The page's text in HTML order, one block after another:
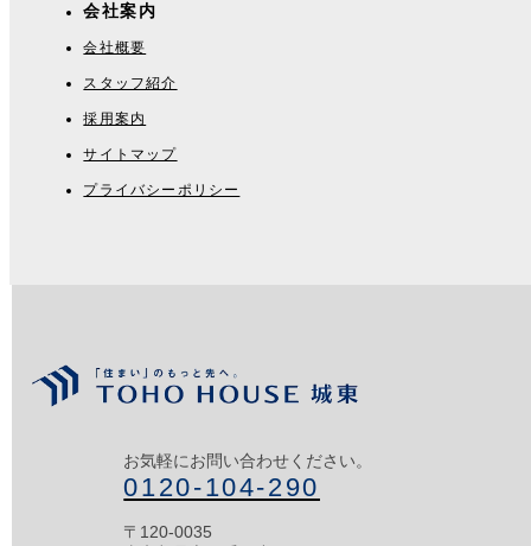
会社案内
会社概要
スタッフ紹介
採用案内
サイトマップ
プライバシーポリシー
お気軽にお問い合わせください。
0120-104-290
〒120-0035